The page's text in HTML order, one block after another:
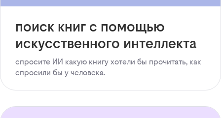
поиск книг с помощью
искусственного интеллекта
спросите ИИ какую книгу хотели бы прочитать, как
спросили бы у человека.